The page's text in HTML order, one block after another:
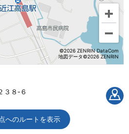
©2026 ZENRIN DataCom
地図データ©2026 ZENRIN
８‐６
へのルートを表示